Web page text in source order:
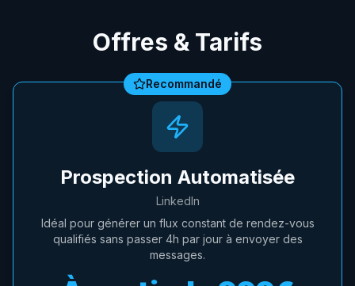
Offres & Tarifs
Recommandé
Prospection Automatisée
LinkedIn
Idéal pour générer un flux constant de rendez-vous
qualifiés sans passer 4h par jour à envoyer des
messages.